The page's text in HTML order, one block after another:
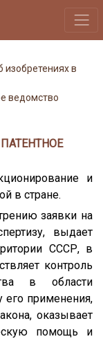
изобретениях в
ведомство
и
в стране.
заявки на
выдает
СССР, в
контроль
в области
его применения,
оказывает
помощь и